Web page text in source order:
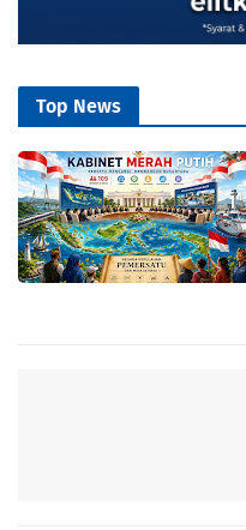
Top News